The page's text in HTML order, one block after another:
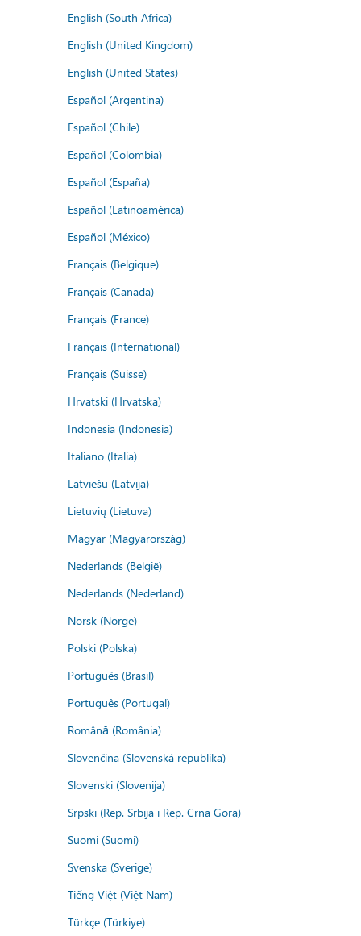
English (South Africa)
English (United Kingdom)
English (United States)
Español (Argentina)
Español (Chile)
Español (Colombia)
Español (España)
Español (Latinoamérica)
Español (México)
Français (Belgique)
Français (Canada)
Français (France)
Français (International)
Français (Suisse)
Hrvatski (Hrvatska)
Indonesia (Indonesia)
Italiano (Italia)
Latviešu (Latvija)
Lietuvių (Lietuva)
Magyar (Magyarország)
Nederlands (België)
Nederlands (Nederland)
Norsk (Norge)
Polski (Polska)
Português (Brasil)
Português (Portugal)
Română (România)
Slovenčina (Slovenská republika)
Slovenski (Slovenija)
Srpski (Rep. Srbija i Rep. Crna Gora)
Suomi (Suomi)
Svenska (Sverige)
Tiếng Việt (Việt Nam)
Türkçe (Türkiye)